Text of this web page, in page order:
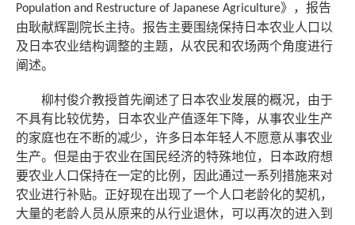
Population and Restructure of Japanese Agriculture》，报告
由耿献辉副院长主持。报告主要围绕保持日本农业人口以
及日本农业结构调整的主题，从农民和农场两个角度进行
阐述。
柳村俊介教授首先阐述了日本农业发展的概况，由于
不具有比较优势，日本农业产值逐年下降，从事农业生产
的家庭也在不断的减少，许多日本年轻人不愿意从事农业
生产。但是由于农业在国民经济的特殊地位，日本政府想
要农业人口保持在一定的比例，因此通过一系列措施来对
农业进行补贴。正好现在出现了一个人口老龄化的契机，
大量的老龄人员从原来的从行业退休，可以再次的进入到